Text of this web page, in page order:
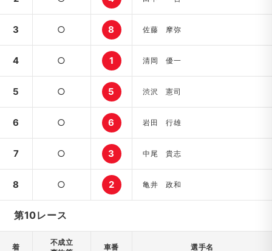
3 ○ 8 佐藤 摩弥
4 ○ 1 清岡 優一
5 ○ 5 渋沢 憲司
6 ○ 6 岩田 行雄
7 ○ 3 中尾 貴志
8 ○ 2 亀井 政和
第10レース
着
不成立
車番 選手名